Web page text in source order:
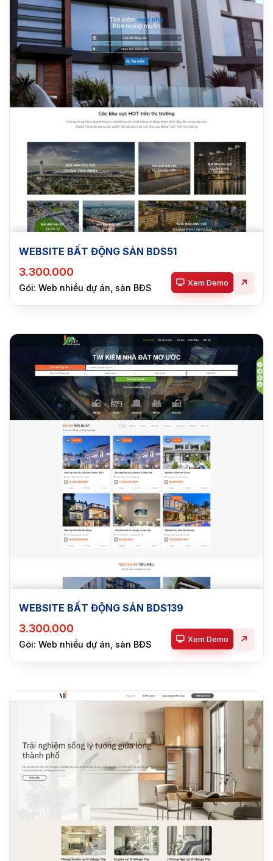
WEBSITE BẤT ĐỘNG SẢN BDS51
3.300.000
Gói: Web nhiều dự án, sàn BĐS Xem Demo
WEBSITE BẤT ĐỘNG SẢN BDS139
3.300.000
Gói: Web nhiều dự án, sàn BĐS Xem Demo